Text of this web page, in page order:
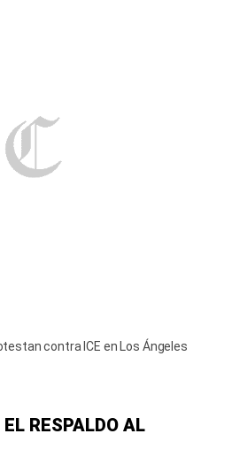
contra ICE en Los Ángeles
RESPALDO AL